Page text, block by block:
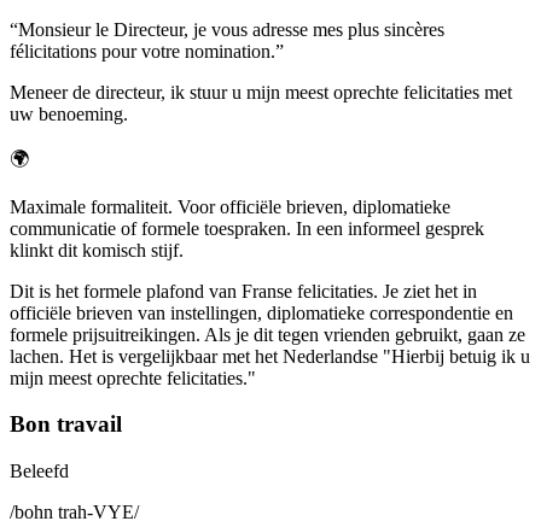
“Monsieur le Directeur, je vous adresse mes plus sincères
félicitations pour votre nomination.”
Meneer de directeur, ik stuur u mijn meest oprechte felicitaties met
uw benoeming.
🌍
Maximale formaliteit. Voor officiële brieven, diplomatieke
communicatie of formele toespraken. In een informeel gesprek
klinkt dit komisch stijf.
Dit is het formele plafond van Franse felicitaties. Je ziet het in
officiële brieven van instellingen, diplomatieke correspondentie en
formele prijsuitreikingen. Als je dit tegen vrienden gebruikt, gaan ze
lachen. Het is vergelijkbaar met het Nederlandse "Hierbij betuig ik u
mijn meest oprechte felicitaties."
Bon travail
Beleefd
/bohn trah-VYE/